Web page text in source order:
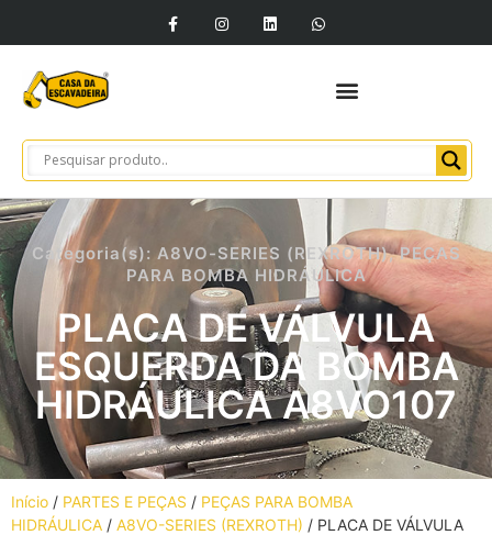
Categoria(s): A8VO-SERIES (REXROTH),PEÇAS
PARA BOMBA HIDRÁULICA
PLACA DE VÁLVULA
ESQUERDA DA BOMBA
HIDRÁULICA A8VO107
Início / PARTES E PEÇAS / PEÇAS PARA BOMBA
HIDRÁULICA / A8VO-SERIES (REXROTH) / PLACA DE VÁLVULA